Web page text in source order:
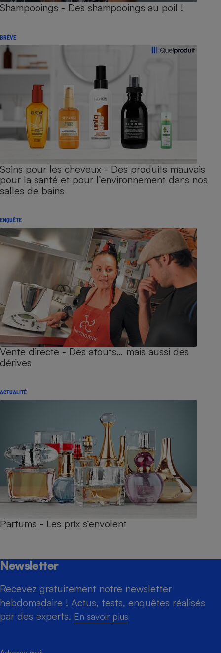
Shampooings - Des shampooings au poil !
BRÈVE
Soins pour les cheveux - Des produits mauvais
pour la santé et pour l’environnement dans nos
salles de bains
ENQUÊTE
Vente directe - Des atouts… mais aussi des
dérives
ACTUALITÉ
Parfums - Les prix s’envolent
Newsletter
Recevez gratuitement notre newsletter
hebdomadaire ! Actus, tests, enquêtes réalisés
par des experts. En savoir plus